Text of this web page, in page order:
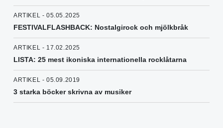
ARTIKEL - 05.05.2025
FESTIVALFLASHBACK: Nostalgirock och mjölkbråk
ARTIKEL - 17.02.2025
LISTA: 25 mest ikoniska internationella rocklåtarna
ARTIKEL - 05.09.2019
3 starka böcker skrivna av musiker